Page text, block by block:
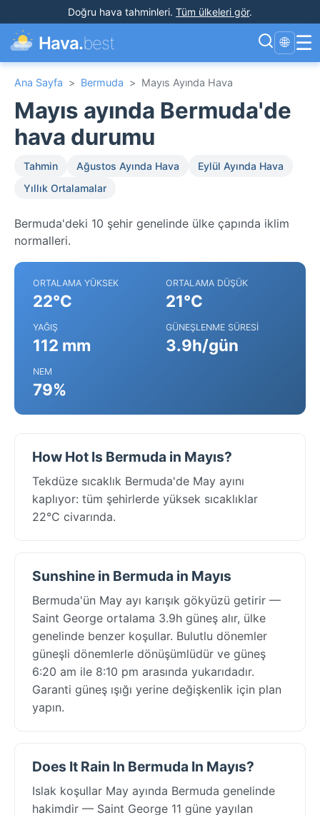
Doğru hava tahminleri. Tüm ülkeleri gör.
Hava.best 🌐 ☰
Ana Sayfa > Bermuda > Mayıs Ayında Hava
Mayıs ayında Bermuda'de
hava durumu
Tahmin Ağustos Ayında Hava
Eylül Ayında Hava
Yıllık Ortalamalar
Bermuda'deki 10 şehir genelinde ülke çapında iklim
normalleri.
ORTALAMA YÜKSEK
22°C
ORTALAMA DÜŞÜK
21°C
YAĞIŞ
112 mm
GÜNEŞLENME SÜRESI
3.9h/gün
NEM
79%
How Hot Is Bermuda in Mayıs?
Tekdüze sıcaklık Bermuda'de May ayını
kaplıyor: tüm şehirlerde yüksek sıcaklıklar
22°C civarında.
Sunshine in Bermuda in Mayıs
Bermuda'ün May ayı karışık gökyüzü getirir —
Saint George ortalama 3.9h güneş alır, ülke
genelinde benzer koşullar. Bulutlu dönemler
güneşli dönemlerle dönüşümlüdür ve güneş
6:20 am ile 8:10 pm arasında yukarıdadır.
Garanti güneş ışığı yerine değişkenlik için plan
yapın.
Does It Rain In Bermuda In Mayıs?
Islak koşullar May ayında Bermuda genelinde
hakimdir — Saint George 11 güne yayılan